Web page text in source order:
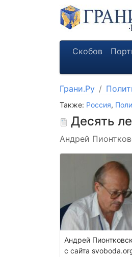
Скобов
Грани.Ру
Также: Россия,
Десять
Андрей
Андрей
с сайта